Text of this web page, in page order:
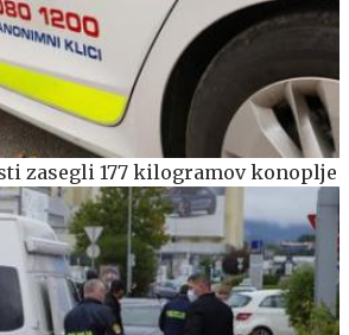
zasegli 177 kilogramov konoplje